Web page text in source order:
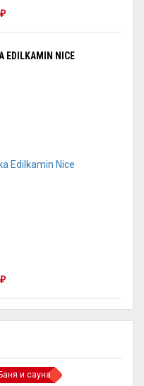
Баня и сауна
₽
NICE
₽